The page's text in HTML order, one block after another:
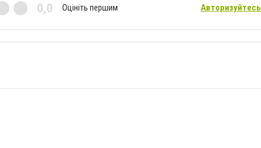
0,0 Оцініть першим Авторизуйтесь